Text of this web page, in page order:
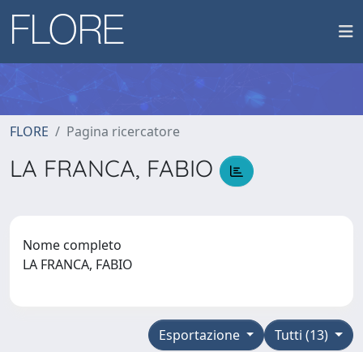
FLORE Pagina ricercatore
LA FRANCA, FABIO
Nome completo
LA FRANCA, FABIO
Tutti (13)
Esportazione